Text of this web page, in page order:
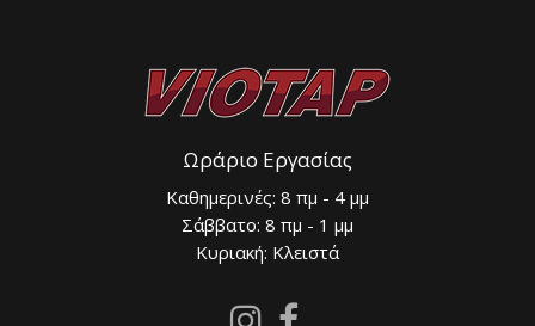
Ωράριο Εργασίας
Καθημερινές: 8 πμ - 4 μμ
Σάββατο: 8 πμ - 1 μμ
Κυριακή: Κλειστά
Follow